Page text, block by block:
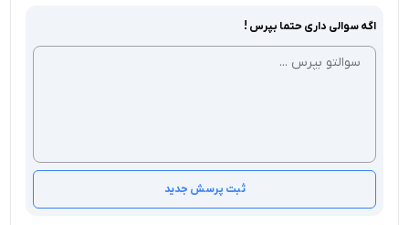
اگه سوالی داری حتما بپرس !
ثبت پرسش جدید